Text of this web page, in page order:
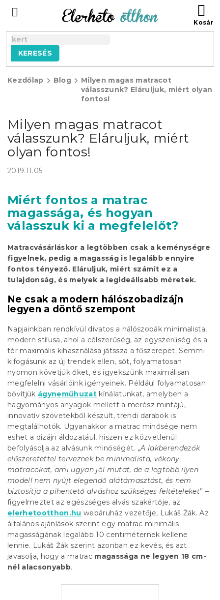
tartalomhoz
KERESÉS
Kezdőlap Blog
Milyen magas matracot
válasszunk? Eláruljuk, miért olyan
fontos!
Milyen magas matracot
válasszunk? Eláruljuk, miért
olyan fontos!
2019.11.05
Miért fontos a matrac
magassága, és hogyan
válasszuk ki a megfelelőt?
Matracvásárláskor a legtöbben csak a keménységre
figyelnek, pedig a magasság is legalább ennyire
fontos tényező. Eláruljuk, miért számít ez a
tulajdonság, és melyek a legideálisabb méretek.
Ne csak a modern hálószobadizájn
legyen a döntő szempont
Napjainkban rendkívül divatos a hálószobák minimalista,
modern stílusa, ahol a célszerűség, az egyszerűség és a
tér maximális kihasználása játssza a főszerepet. Semmi
kifogásunk az új trendek ellen, sőt, folyamatosan
nyomon követjük őket, és igyekszünk maximálisan
megfelelni vásárlóink igényeinek. Például folyamatosan
bővítjük ágyneműhuzat kínálatunkat, amelyben a
hagyományos anyagok mellett a merész mintájú,
innovatív szövetekből készült, trendi darabok is
megtalálhotók. Ugyanakkor a matrac minősége nem
eshet a dizájn áldozatául, hiszen ez közvetlenül
befolyásolja az alvásunk minőségét. „A lakberendezők
előszeretettel terveznek be minimalista, vékony
matracokat, ami ugyan jól mutat, de a legtöbb ilyen
modell nem nyújt elegendő alátámasztást, és nem
biztosítja a pihentető alváshoz szükséges feltételeket” –
figyelmeztet az egészséges alvás szakértője, az
elerhetootthon.hu webáruház vezetője, Lukáš Žák. Az
általános ajánlások szerint egy matrac minimális
magasságának legalább 10 centiméternek kellene
lennie. Lukáš Žák szerint azonban ez kevés, és azt
javasolja, hogy a matrac magassága ne legyen 18 cm-
nél alacsonyabb.